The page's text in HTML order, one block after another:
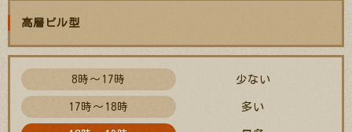
高層ビル型
8時～17時 少ない
17時～18時 多い